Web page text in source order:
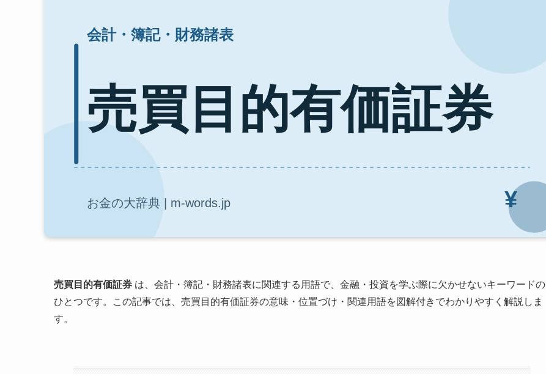
売買目的有価証券 は、会計・簿記・財務諸表に関連する用語で、金融・投資を学ぶ際に欠かせないキーワードの
ひとつです。この記事では、売買目的有価証券の意味・位置づけ・関連用語を図解付きでわかりやすく解説しま
す。